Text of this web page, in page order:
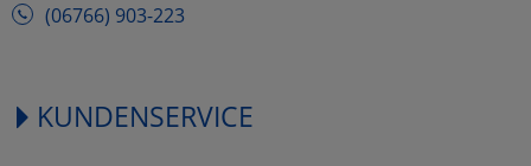
(06766) 903-223
KUNDENSERVICE